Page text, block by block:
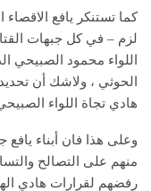
كما تستنكر يافع الاقصاء
لزم – في كل جبهات
اللواء محمود
الحوثي ، ولاشك أن
هادي تجاة اللواء
وعلى هذا فان أبناء يافع
منهم على التصالح
رفضهم لقرارات هادي